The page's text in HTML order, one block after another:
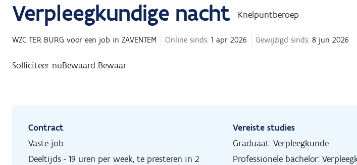
Verpleegkundige nacht Knelpuntberoep
WZC TER BURG voor een job in ZAVENTEM Online sinds: 1 apr 2026 Gewijzigd sinds: 8 jun 2026
Solliciteer nuBewaard Bewaar
Contract
Vaste job
Deeltijds - 19 uren per week, te presteren in 2
Vereiste studies
Graduaat: Verpleegkunde
Professionele bachelor: